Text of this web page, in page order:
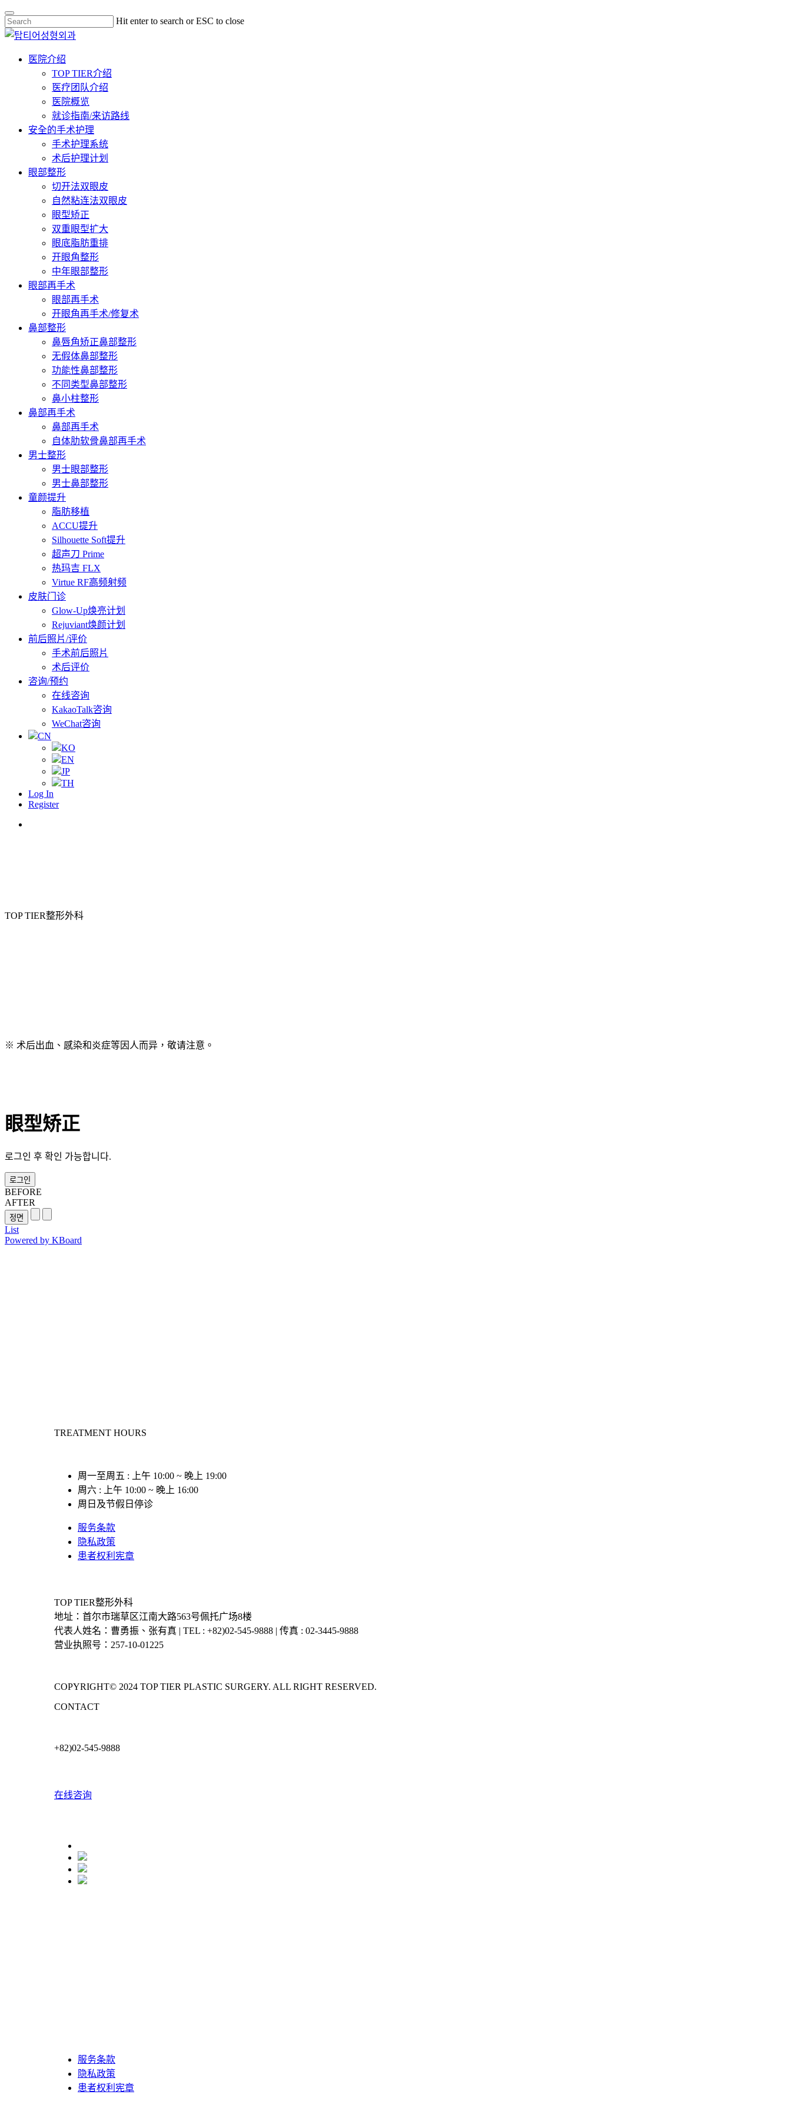
Skip
to
main
Hit enter to search or ESC to close
Close
Search
医院介绍
TOP TIER介绍
医疗团队介绍
医院概览
就诊指南/来访路线
安全的手术护理
手术护理系统
术后护理计划
眼部整形
切开法双眼皮
自然粘连法双眼皮
眼型矫正
双重眼型扩大
眼底脂肪重排
开眼角整形
中年眼部整形
眼部再手术
眼部再手术
开眼角再手术/修复术
鼻部整形
鼻唇角矫正鼻部整形
无假体鼻部整形
功能性鼻部整形
不同类型鼻部整形
鼻小柱整形
鼻部再手术
鼻部再手术
自体肋软骨鼻部再手术
男士整形
男士眼部整形
男士鼻部整形
童颜提升
脂肪移植
ACCU提升
Silhouette Soft提升
超声刀 Prime
热玛吉 FLX
Virtue RF高频射频
皮肤门诊
Glow-Up焕亮计划
Rejuviant焕颜计划
前后照片/评价
手术前后照片
术后评价
咨询/预约
在线咨询
KakaoTalk咨询
WeChat咨询
CN
KO
EN
JP
TH
Log In
Register
TOP TIER整形外科
※ 术后出血、感染和炎症等因人而异，敬请注意。
眼型矫正
로그인 후 확인 가능합니다.
로그인
BEFORE
AFTER
List
Powered by KBoard
TREATMENT HOURS
周一至周五 : 上午 10:00 ~ 晚上 19:00
周六 : 上午 10:00 ~ 晚上 16:00
周日及节假日停诊
服务条款
隐私政策
患者权利宪章
TOP TIER整形外科
地址：首尔市瑞草区江南大路563号佩托广场8楼
代表人姓名：曹勇振、张有真 | TEL : +82)02-545-9888 | 传真 : 02-3445-9888
营业执照号：257-10-01225
COPYRIGHT© 2024 TOP TIER PLASTIC SURGERY. ALL RIGHT RESERVED.
CONTACT
+82)02-545-9888
在线咨询
服务条款
隐私政策
患者权利宪章